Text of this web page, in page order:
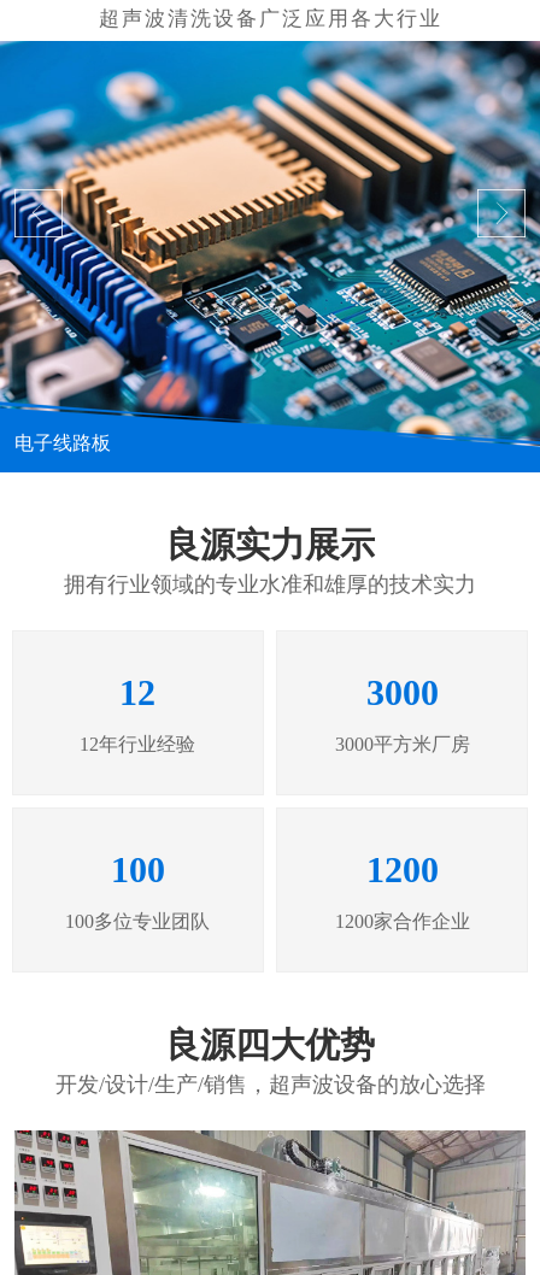
电子线路板
良源实力展示
拥有行业领域的专业水准和雄厚的技术实力
12
12年行业经验
3000
3000平方米厂房
100
100多位专业团队
1200
1200家合作企业
良源四大优势
开发/设计/生产/销售，超声波设备的放心选择